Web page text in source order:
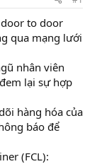
door to door
qua mạng lưới
nhân viên
lại sự hợp
hàng hóa của
báo để
(FCL):